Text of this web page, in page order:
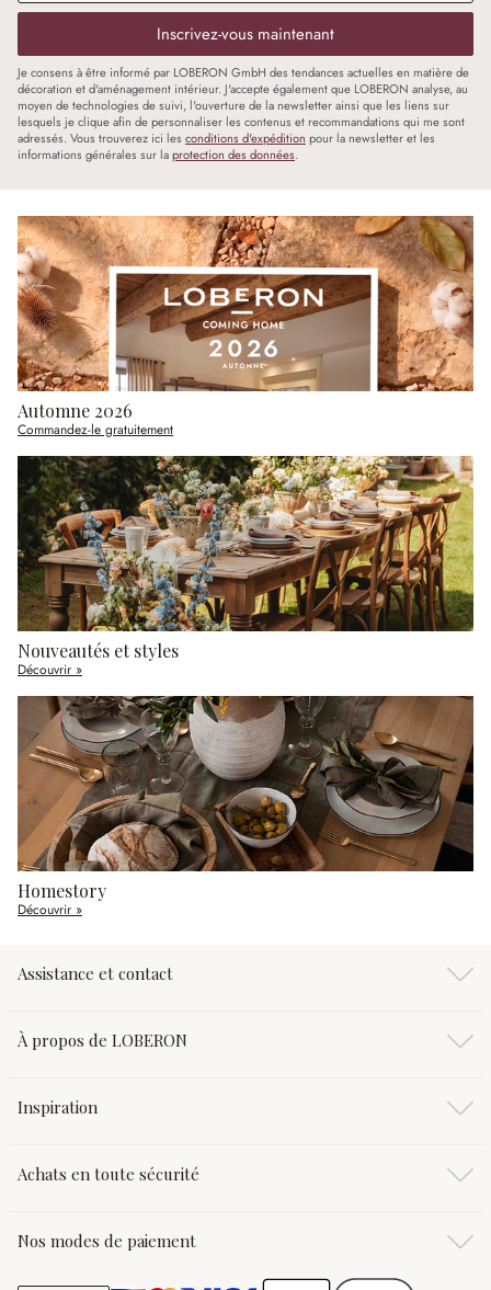
Inscrivez-vous maintenant
Je consens à être informé par LOBERON GmbH des tendances actuelles en matière de
décoration et d'aménagement intérieur. J'accepte également que LOBERON analyse, au
moyen de technologies de suivi, l'ouverture de la newsletter ainsi que les liens sur
lesquels je clique afin de personnaliser les contenus et recommandations qui me sont
adressés. Vous trouverez ici les conditions d'expédition pour la newsletter et les
informations générales sur laprotection des données.
Automne 2026
Commandez-le gratuitement
Nouveautés et styles
Découvrir »
Homestory
Découvrir »
Assistance et contact
À propos de LOBERON
Inspiration
Achats en toute sécurité
Nos modes de paiement